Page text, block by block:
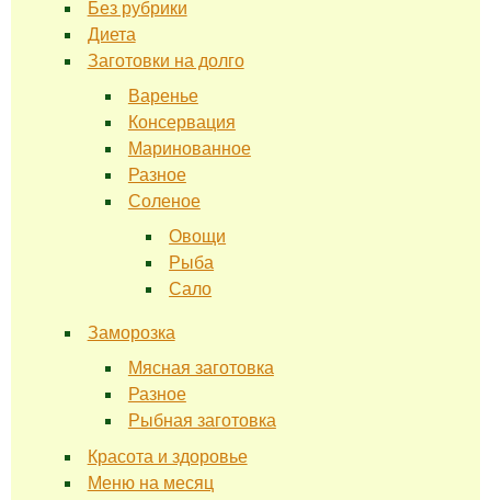
Без рубрики
Диета
Заготовки на долго
Варенье
Консервация
Маринованное
Разное
Соленое
Овощи
Рыба
Сало
Заморозка
Мясная заготовка
Разное
Рыбная заготовка
Красота и здоровье
Меню на месяц